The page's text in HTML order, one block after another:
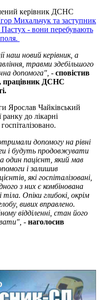
керівник ДСНС
Михальчук та заступник
- вони перебувають
наш новий керівник, а
травми здебільшого
допомога", - сповістив
працівник ДСНС
Ярослав Чайківський
ранку до лікарні
допомогу на рівні
і будуть продовжувати
один пацієнт, який мав
і залишив
які госпіталізовані,
з них є комбінована
Опіки глибокі, окрім
вивих вправлено.
відділенні, стан його
- наголосив